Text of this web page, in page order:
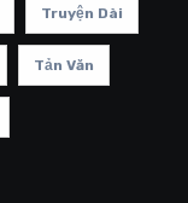
Truyện Dài
Tản Văn